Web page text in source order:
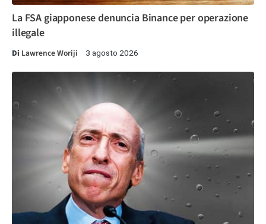
La FSA giapponese denuncia Binance per operazione
illegale
Di Lawrence Woriji 3 agosto 2026